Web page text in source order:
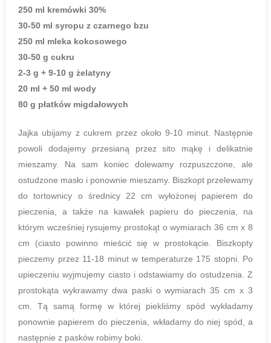
250 ml kremówki 30%
30-50 ml syropu z czarnego bzu
250 ml mleka kokosowego
30-50 g cukru
2-3 g + 9-10 g żelatyny
20 ml + 50 ml wody
80 g płatków migdałowych
Jajka ubijamy z cukrem przez około 9-10 minut. Następnie
powoli dodajemy przesianą przez sito mąkę i delikatnie
mieszamy. Na sam koniec dolewamy rozpuszczone, ale
ostudzone masło i ponownie mieszamy. Biszkopt przelewamy
do tortownicy o średnicy 22 cm wyłożonej papierem do
pieczenia, a także na kawałek papieru do pieczenia, na
którym wcześniej rysujemy prostokąt o wymiarach 36 cm x 8
cm (ciasto powinno mieścić się w prostokącie. Biszkopty
pieczemy przez 11-18 minut w temperaturze 175 stopni. Po
upieczeniu wyjmujemy ciasto i odstawiamy do ostudzenia. Z
prostokąta wykrawamy dwa paski o wymiarach 35 cm x 3
cm. Tą samą formę w której piekliśmy spód wykładamy
ponownie papierem do pieczenia, wkładamy do niej spód, a
następnie z pasków robimy boki.